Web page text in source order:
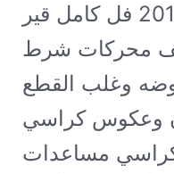
اعرضلكم كامري 2010 فل كامل قير
ممشى 670 الف محركات شرط
وغلب القطع
وعكوس كراسي
كراسي مساعدات